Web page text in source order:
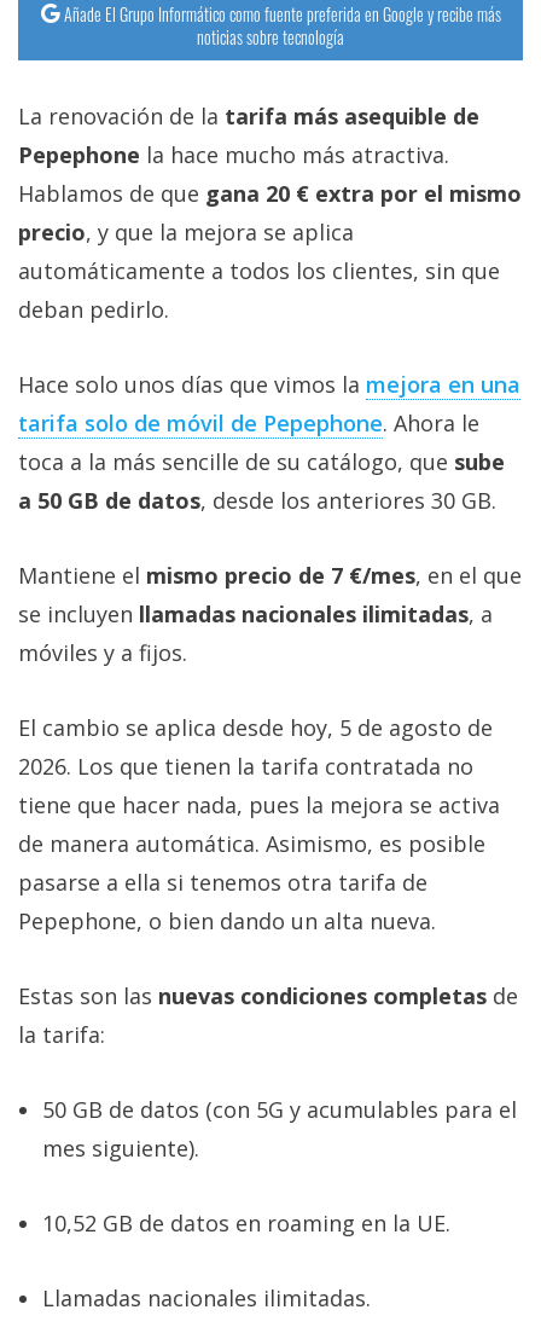
Añade El Grupo Informático como fuente preferida en Google y recibe más
noticias sobre tecnología
La renovación de la tarifa más asequible de
Pepephone la hace mucho más atractiva.
Hablamos de que gana 20 € extra por el mismo
precio, y que la mejora se aplica
automáticamente a todos los clientes, sin que
deban pedirlo.
Hace solo unos días que vimos la mejora en una
tarifa solo de móvil de Pepephone‎. Ahora le
toca a la más sencille de su catálogo, que sube
a 50 GB de datos, desde los anteriores 30 GB.
Mantiene el mismo precio de 7 €/mes, en el que
se incluyen llamadas nacionales ilimitadas, a
móviles y a fijos.
El cambio se aplica desde hoy, 5 de agosto de
2026. Los que tienen la tarifa contratada no
tiene que hacer nada, pues la mejora se activa
de manera automática. Asimismo, es posible
pasarse a ella si tenemos otra tarifa de
Pepephone, o bien dando un alta nueva.
Estas son las nuevas condiciones completas de
la tarifa:
50 GB de datos (con 5G y acumulables para el
mes siguiente).
10,52 GB de datos en roaming en la UE.
Llamadas nacionales ilimitadas.